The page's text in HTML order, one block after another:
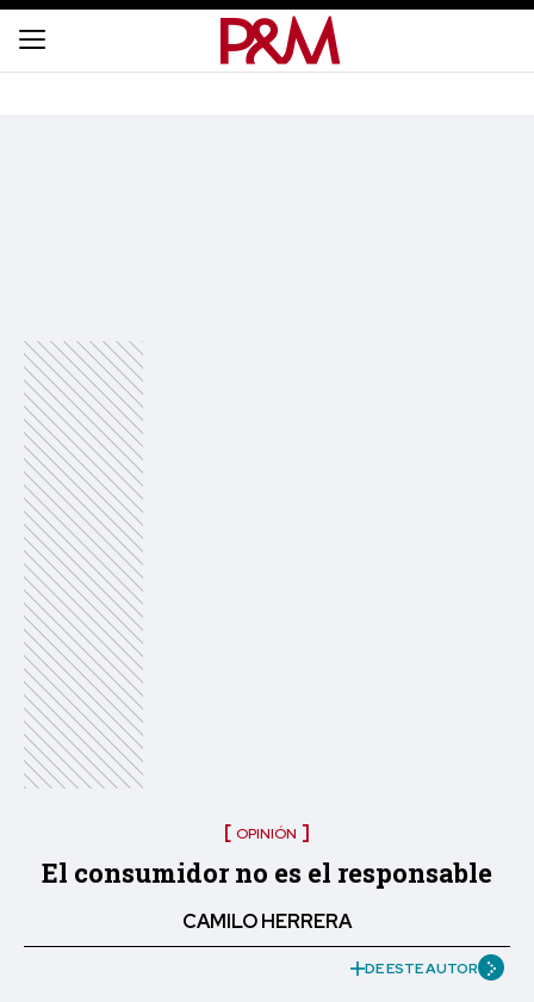
OPINIÓN
El consumidor no es el responsable
CAMILO HERRERA
DE ESTE AUTOR